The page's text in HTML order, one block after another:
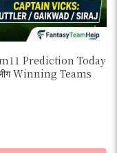
Prediction Today
लीग Winning Teams